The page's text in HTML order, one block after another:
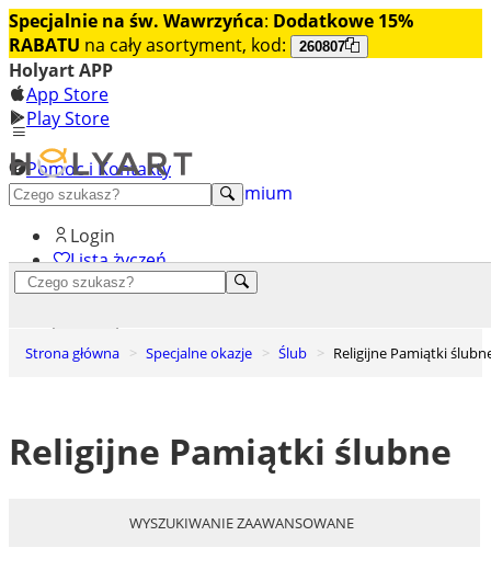
Specjalnie na św. Wawrzyńca: Dodatkowe 15%
RABATU na cały asortyment, kod: 260807
Holyart APP
App Store
Play Store
Pomoc i Kontakty
+48 222 922 860
Odkryj premium
Login
Lista życzeń
Strona główna Specjalne okazje Ślub Religijne Pamiątki
Religijne Pamiątki ślubne
WYSZUKIWANIE ZAAWANSOWANE